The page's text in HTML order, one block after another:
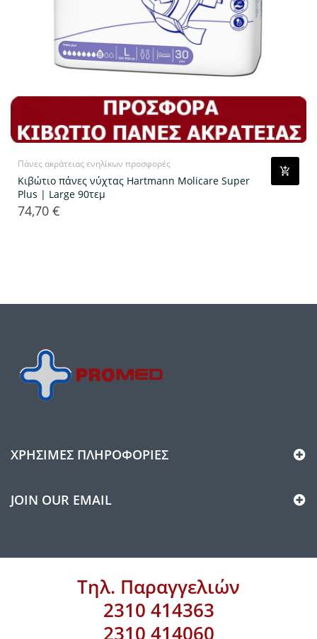
Πάνες ακράτειας ενηλίκων προσφορές
Κιβώτιο πάνες νύχτας Hartmann Molicare Super
Plus | Large 90τεμ
Τιμή
74,70 €
ΧΡΉΣΙΜΕΣ ΠΛΗΡΟΦΟΡΊΕΣ
JOIN OUR EMAIL
Τηλ. Παραγγελιών
2310 414363
2310 414060